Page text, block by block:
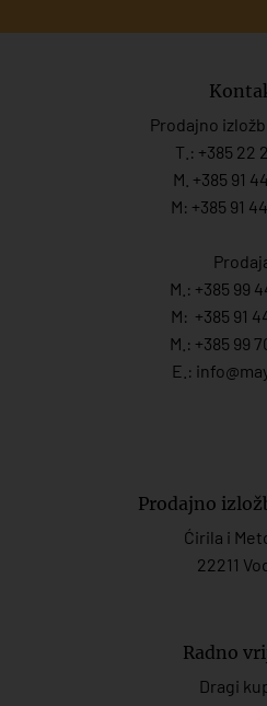
Prodajno
T.: +385 22
M. +385 91
M: +385 91
M.: +385 99
M: +385 91
M.: +385 99
E.:
Prodajno
Ćirila i
22211
Radno
Dragi